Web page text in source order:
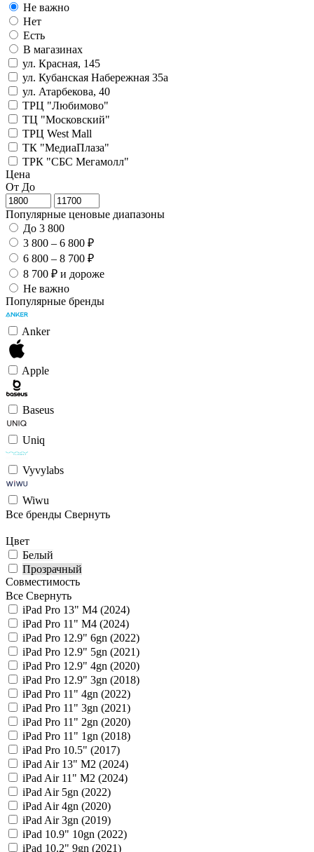
Не важно
Нет
Есть
В магазинах
ул. Красная, 145
ул. Кубанская Набережная 35а
ул. Атарбекова, 40
ТРЦ "Любимово"
ТЦ "Московский"
ТРЦ West Mall
ТК "МедиаПлаза"
ТРК "СБС Мегамолл"
Цена
От До
Популярные ценовые диапазоны
До 3 800
3 800 – 6 800 ₽
6 800 – 8 700 ₽
8 700 ₽ и дороже
Не важно
Популярные бренды
Anker
Apple
Baseus
Uniq
Vyvylabs
Wiwu
Все бренды Свернуть
Цвет
Белый
Прозрачный
Совместимость
Все Свернуть
iPad Pro 13" M4 (2024)
iPad Pro 11" M4 (2024)
iPad Pro 12.9" 6gn (2022)
iPad Pro 12.9" 5gn (2021)
iPad Pro 12.9" 4gn (2020)
iPad Pro 12.9" 3gn (2018)
iPad Pro 11" 4gn (2022)
iPad Pro 11" 3gn (2021)
iPad Pro 11" 2gn (2020)
iPad Pro 11" 1gn (2018)
iPad Pro 10.5" (2017)
iPad Air 13" M2 (2024)
iPad Air 11" M2 (2024)
iPad Air 5gn (2022)
iPad Air 4gn (2020)
iPad Air 3gn (2019)
iPad 10.9" 10gn (2022)
iPad 10.2" 9gn (2021)